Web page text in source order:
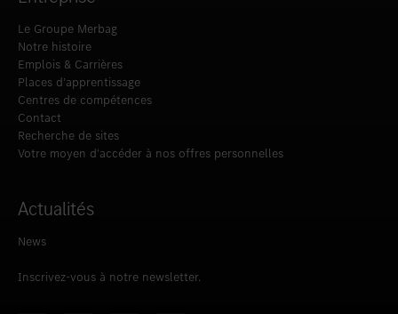
Le Groupe Merbag
Notre histoire
Emplois & Carrières
Places d’apprentissage
Centres de compétences
Contact
Recherche de sites
Votre moyen d‘accéder à nos offres personnelles
Actualités
News
Inscrivez-vous à notre newsletter.